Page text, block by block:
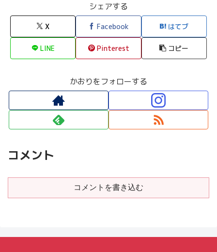
シェアする
X Facebook はてブ
LINE Pinterest コピー
かおりをフォローする
コメント
コメントを書き込む